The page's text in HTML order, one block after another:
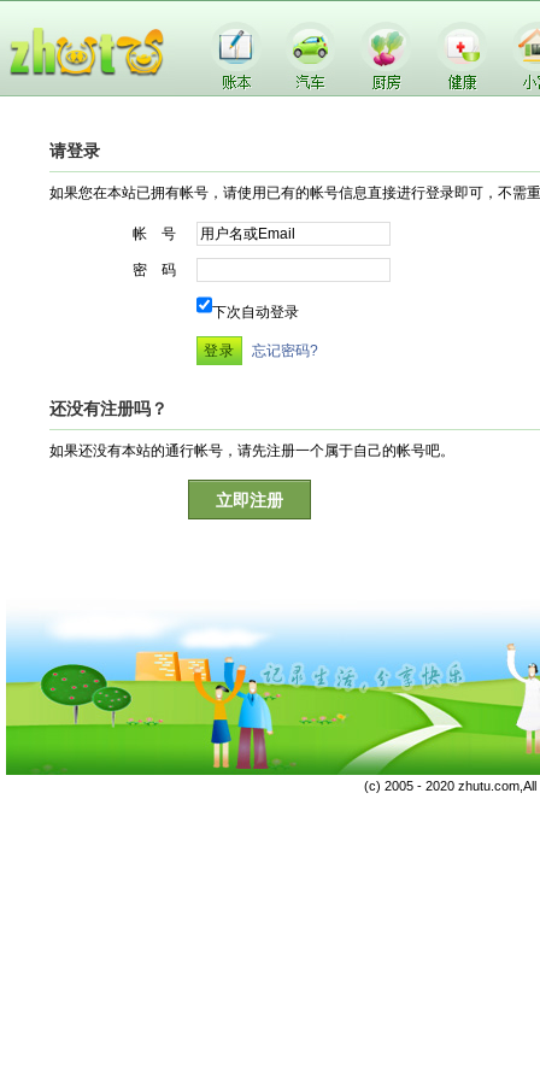
请登录
如果您在本站已拥有帐号，请使用已有的帐号信息直接进行登录即可，不需
帐 号
密 码
下次自动登录
忘记密码?
还没有注册吗？
如果还没有本站的通行帐号，请先注册一个属于自己的帐号吧。
立即注册
(c) 2005 - 2020